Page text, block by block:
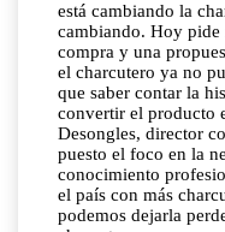
está cambiando la
cambiando. Hoy pide
compra y una
el charcutero ya no
que saber contar la
convertir el producto
Desongles, director
puesto el foco en la
conocimiento
el país con más
podemos dejarla